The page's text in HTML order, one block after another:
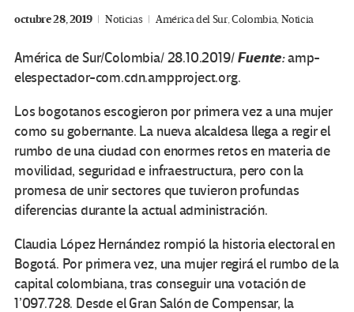
octubre 28, 2019 Noticias América del Sur,Colombia,Noticia
América de Sur/Colombia/ 28.10.2019/Fuente:amp-
elespectador-com.cdn.ampproject.org.
Los bogotanos escogieron por primera vez a una mujer
como su gobernante. La nueva alcaldesa llega a regir el
rumbo de una ciudad con enormes retos en materia de
movilidad, seguridad e infraestructura, pero con la
promesa de unir sectores que tuvieron profundas
diferencias durante la actual administración.
Claudia López Hernández rompió la historia electoral en
Bogotá. Por primera vez, una mujer regirá el rumbo de la
capital colombiana, tras conseguir una votación de
1’097.728. Desde el Gran Salón de Compensar, la